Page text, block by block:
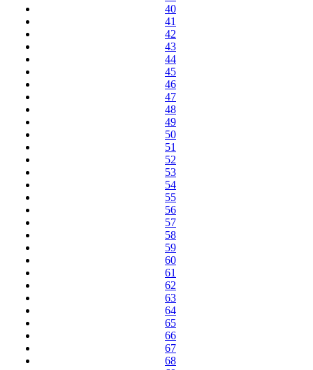
40
41
42
43
44
45
46
47
48
49
50
51
52
53
54
55
56
57
58
59
60
61
62
63
64
65
66
67
68